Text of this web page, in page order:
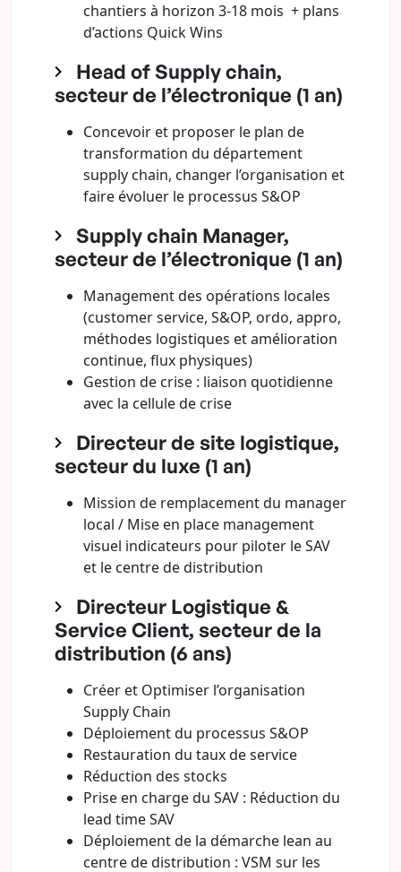
chantiers à horizon 3-18 mois + plans
d’actions Quick Wins
Head of Supply chain,
secteur de l’électronique (1 an)
Concevoir et proposer le plan de
transformation du département
supply chain, changer l’organisation et
faire évoluer le processus S&OP
Supply chain Manager,
secteur de l’électronique (1 an)
Management des opérations locales
(customer service, S&OP, ordo, appro,
méthodes logistiques et amélioration
continue, flux physiques)
Gestion de crise : liaison quotidienne
avec la cellule de crise
Directeur de site logistique,
secteur du luxe (1 an)
Mission de remplacement du manager
local / Mise en place management
visuel indicateurs pour piloter le SAV
et le centre de distribution
Directeur Logistique &
Service Client, secteur de la
distribution (6 ans)
Créer et Optimiser l’organisation
Supply Chain
Déploiement du processus S&OP
Restauration du taux de service
Réduction des stocks
Prise en charge du SAV : Réduction du
lead time SAV
Déploiement de la démarche lean au
centre de distribution : VSM sur les